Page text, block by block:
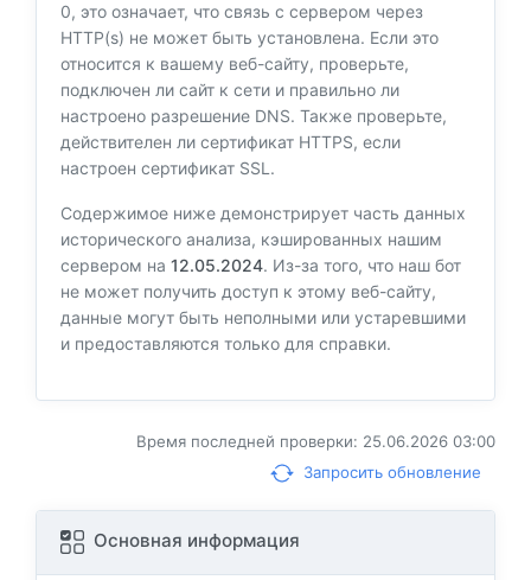
0, это означает, что связь с сервером через
HTTP(s) не может быть установлена. Если это
относится к вашему веб-сайту, проверьте,
подключен ли сайт к сети и правильно ли
настроено разрешение DNS. Также проверьте,
действителен ли сертификат HTTPS, если
настроен сертификат SSL.
Содержимое ниже демонстрирует часть данных
исторического анализа, кэшированных нашим
сервером на 12.05.2024. Из-за того, что наш бот
не может получить доступ к этому веб-сайту,
данные могут быть неполными или устаревшими
и предоставляются только для справки.
Время последней проверки: 25.06.2026 03:00
Запросить обновление
Основная информация